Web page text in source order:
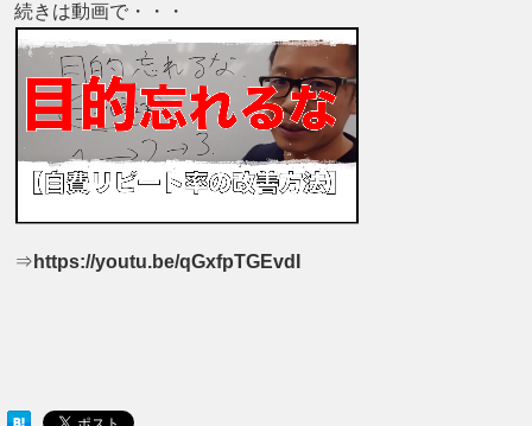
続きは動画で・・・
⇒ https://youtu.be/qGxfpTGEvdI